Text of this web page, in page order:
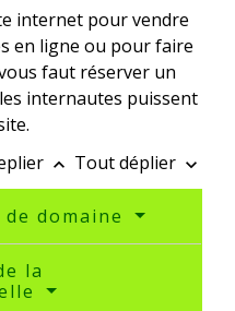
internet pour vendre
en ligne ou pour faire
faut réserver un
internautes puissent
keyboard_arrow_up Tout déplier keyboard_arrow_down
domaine
la